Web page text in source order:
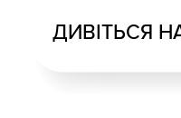
ДИВІТЬСЯ